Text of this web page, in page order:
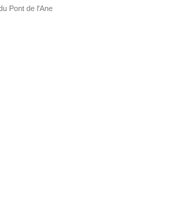
Pont de l'Ane